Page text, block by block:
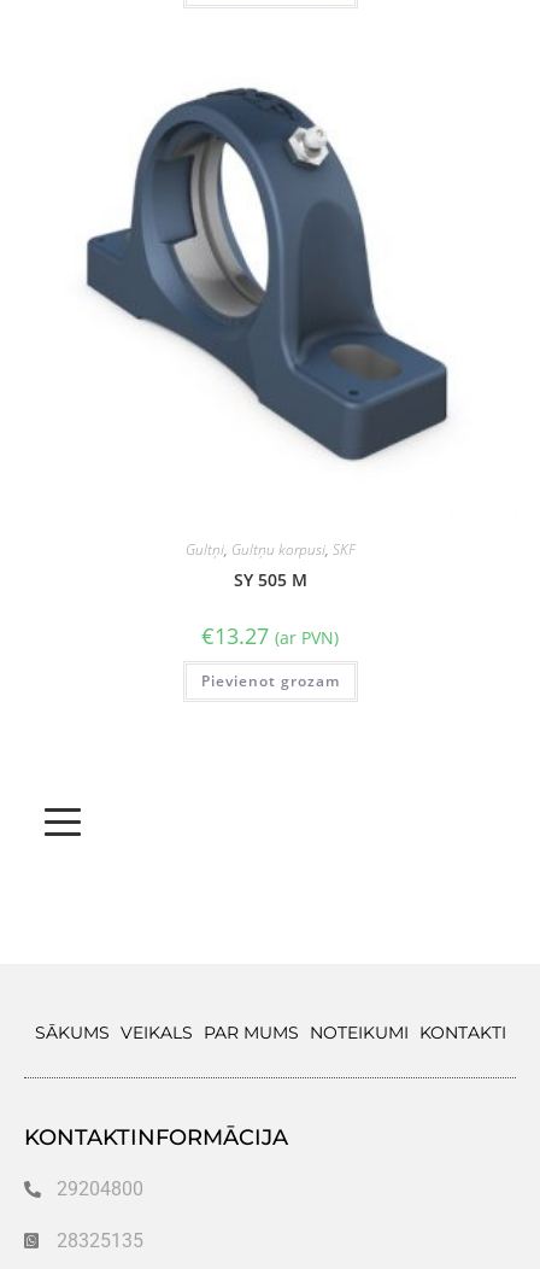
Gultņi, Gultņu korpusi, SKF
SY 505 M
€13.27 (ar PVN)
Pievienot grozam
SĀKUMS VEIKALS PAR MUMS NOTEIKUMI KONTAKTI
KONTAKTINFORMĀCIJA
29204800
28325135